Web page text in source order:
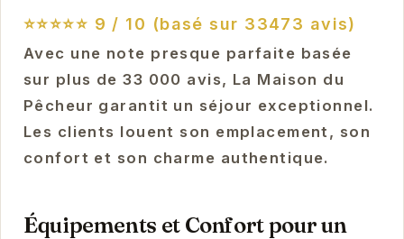
⭐⭐⭐⭐⭐ 9 / 10 (basé sur 33473 avis)
Avec une note presque parfaite basée
sur plus de 33 000 avis, La Maison du
Pêcheur garantit un séjour exceptionnel.
Les clients louent son emplacement, son
confort et son charme authentique.
Équipements et Confort pour un